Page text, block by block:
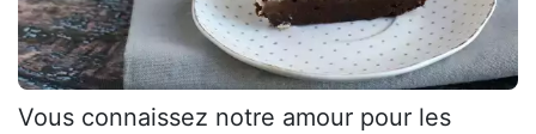
Vous connaissez notre amour pour les